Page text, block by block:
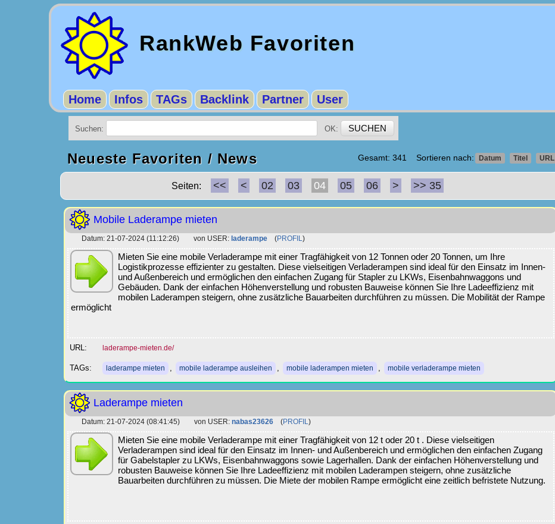
RankWeb Favoriten
Home Infos TAGs Backlink Partner User
Suchen: OK:
Gesamt: 341 Sortieren nach: Datum Titel URL
Neueste Favoriten / News
Seiten: << < 02 03 04 05 06 > >> 35
Mobile Laderampe mieten
Datum: 21-07-2024 (11:12:26) von USER: laderampe (PROFIL)
Mieten Sie eine mobile Verladerampe mit einer Tragfähigkeit von 12 Tonnen oder 20 Tonnen, um Ihre
Logistikprozesse effizienter zu gestalten. Diese vielseitigen Verladerampen sind ideal für den Einsatz im Innen-
und Außenbereich und ermöglichen den einfachen Zugang für Stapler zu LKWs, Eisenbahnwaggons und
Gebäuden. Dank der einfachen Höhenverstellung und robusten Bauweise können Sie Ihre Ladeeffizienz mit
mobilen Laderampen steigern, ohne zusätzliche Bauarbeiten durchführen zu müssen. Die Mobilität der Rampe
ermöglicht
URL: laderampe-mieten.de/
TAGs: laderampe mieten mobile laderampe ausleihen mobile laderampen mieten mobile verladerampe mieten
Laderampe mieten
Datum: 21-07-2024 (08:41:45) von USER: nabas23626 (PROFIL)
Mieten Sie eine mobile Verladerampe mit einer Tragfähigkeit von 12 t oder 20 t . Diese vielseitigen
Verladerampen sind ideal für den Einsatz im Innen- und Außenbereich und ermöglichen den einfachen Zugang
für Gabelstapler zu LKWs, Eisenbahnwaggons sowie Lagerhallen. Dank der einfachen Höhenverstellung und
robusten Bauweise können Sie Ihre Ladeeffizienz mit mobilen Laderampen steigern, ohne zusätzliche
Bauarbeiten durchführen zu müssen. Die Miete der mobilen Rampe ermöglicht eine zeitlich befristete Nutzung.